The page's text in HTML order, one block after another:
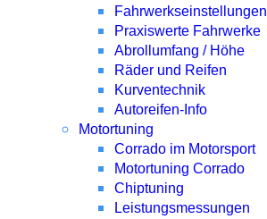
Fahrwerkseinstellungen
Praxiswerte Fahrwerke
Abrollumfang / Höhe
Räder und Reifen
Kurventechnik
Autoreifen-Info
Motortuning
Corrado im Motorsport
Motortuning Corrado
Chiptuning
Leistungsmessungen